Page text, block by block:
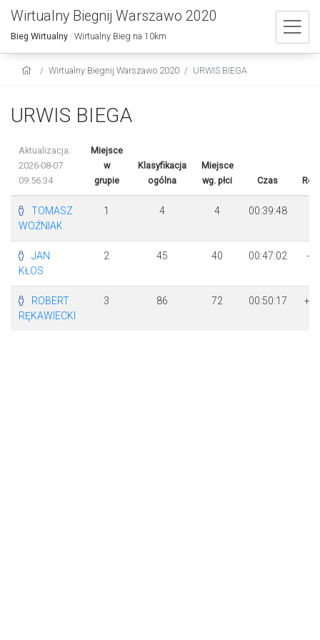
Wirtualny Biegnij Warszawo 2020
Bieg Wirtualny · Wirtualny Bieg na 10km
Wirtualny Biegnij Warszawo 2020 URWIS BIEGA
URWIS BIEGA
Aktualizacja:
2026-08-07
09:56:34
Miejsce
w
grupie
Klasyfikacja
ogólna
Miejsce
wg. płci
Czas
TOMASZ
WOŹNIAK
1 4 4 00:39:48
JAN
KŁOS
2 45 40 00:47:02
+
ROBERT
RĘKAWIECKI
3 86 72 00:50:17
+